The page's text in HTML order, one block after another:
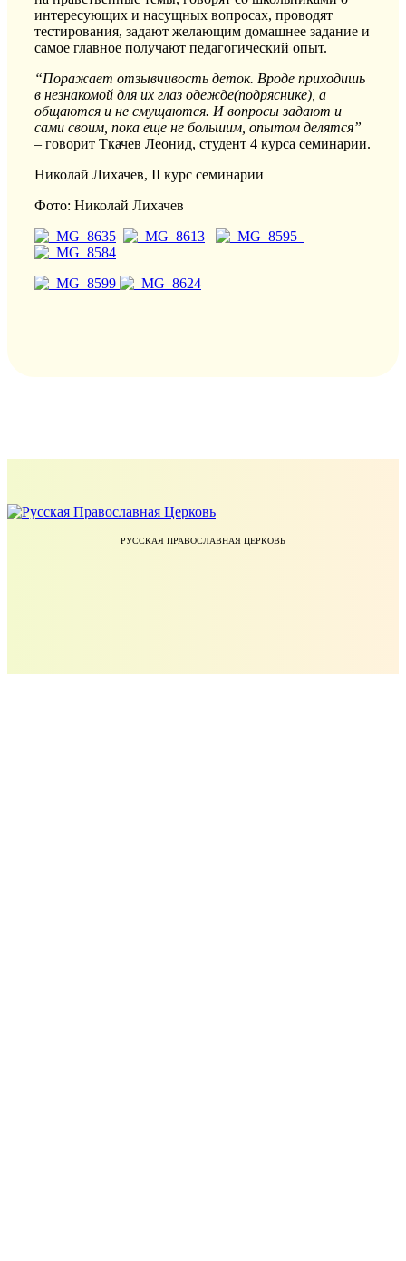
интересующих и насущных вопросах, проводят
тестирования, задают желающим домашнее задание и
самое главное получают педагогический опыт.
“Поражает отзывчивость деток. Вроде приходишь
в незнакомой для их глаз одежде(подряснике), а
общаются и не смущаются. И вопросы задают и
сами своим, пока еще не большим, опытом делятся”
– говорит Ткачев Леонид, студент 4 курса семинарии.
Николай Лихачев, II курс семинарии
Фото: Николай Лихачев
РУССКАЯ ПРАВОСЛАВНАЯ ЦЕРКОВЬ